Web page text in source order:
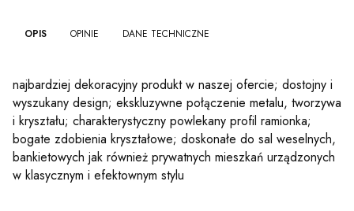
OPIS OPINIE DANE TECHNICZNE
najbardziej dekoracyjny produkt w naszej ofercie; dostojny i
wyszukany design; ekskluzywne połączenie metalu, tworzywa
i kryształu; charakterystyczny powlekany profil ramionka;
bogate zdobienia kryształowe; doskonałe do sal weselnych,
bankietowych jak również prywatnych mieszkań urządzonych
w klasycznym i efektownym stylu